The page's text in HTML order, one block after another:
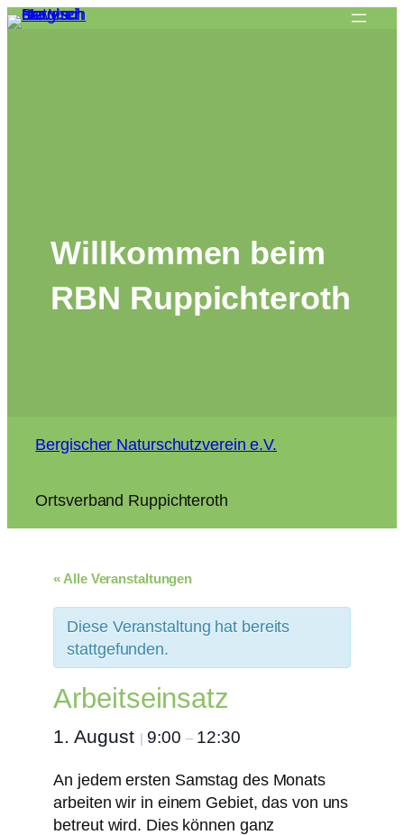
Willkommen beim
RBN Ruppichteroth
Bergischer Naturschutzverein e.V.
Ortsverband Ruppichteroth
« Alle Veranstaltungen
Diese Veranstaltung hat bereits
stattgefunden.
Arbeitseinsatz
1. August | 9:00– 12:30
An jedem ersten Samstag des Monats
arbeiten wir in einem Gebiet, das von uns
betreut wird. Dies können ganz